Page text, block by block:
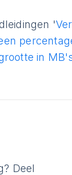
'
in
Deel